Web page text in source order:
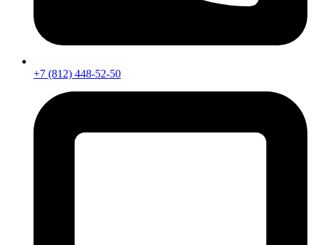
+7 (812) 448-52-50